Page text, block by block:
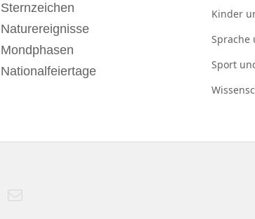
Sternzeichen
Naturereignisse
Mondphasen
Nationalfeiertage
Kinder
Sprache
Sport